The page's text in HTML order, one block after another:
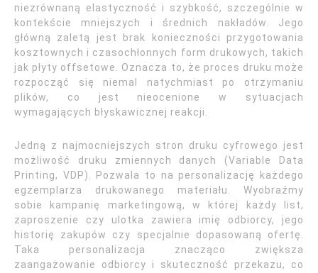
niezrównaną elastyczność i szybkość, szczególnie w
kontekście mniejszych i średnich nakładów. Jego
główną zaletą jest brak konieczności przygotowania
kosztownych i czasochłonnych form drukowych, takich
jak płyty offsetowe. Oznacza to, że proces druku może
rozpocząć się niemal natychmiast po otrzymaniu
plików, co jest nieocenione w sytuacjach
wymagających błyskawicznej reakcji.
Jedną z najmocniejszych stron druku cyfrowego jest
możliwość druku zmiennych danych (Variable Data
Printing, VDP). Pozwala to na personalizację każdego
egzemplarza drukowanego materiału. Wyobraźmy
sobie kampanię marketingową, w której każdy list,
zaproszenie czy ulotka zawiera imię odbiorcy, jego
historię zakupów czy specjalnie dopasowaną ofertę.
Taka personalizacja znacząco zwiększa
zaangażowanie odbiorcy i skuteczność przekazu, co